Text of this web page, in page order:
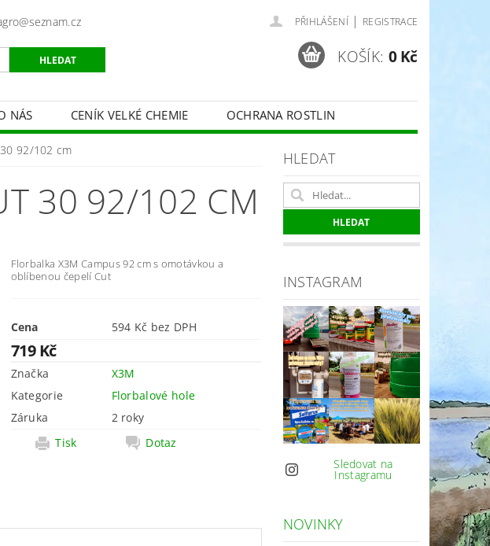
PŘIHLÁŠENÍ | REGISTRACE
KOŠÍK: 0 Kč
NÁS CENÍK VELKÉ CHEMIE
OCHRANA ROSTLIN
POTŘEBY
PÉČE O TRÁVNÍKY
92/102 cm
30 92/102 CM
Florbalka X3M Campus 92 cm s omotávkou a
oblíbenou čepelí Cut
Cena 594 Kč bez DPH
719 Kč
Značka
X3M
Kategorie
Florbalové hole
Záruka
2 roky
Tisk
Dotaz
HLEDAT
INSTAGRAM
Sledovat na
Instagramu
NOVINKY